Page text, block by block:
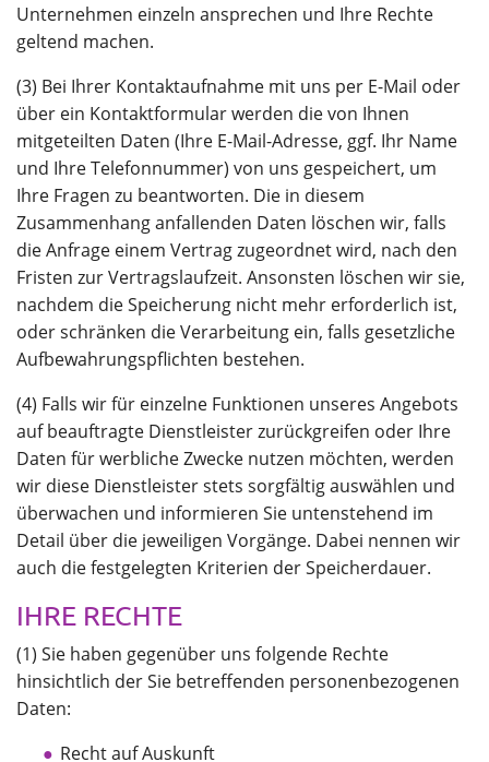
Unternehmen einzeln ansprechen und Ihre Rechte
geltend machen.
(3) Bei Ihrer Kontaktaufnahme mit uns per E-Mail oder
über ein Kontaktformular werden die von Ihnen
mitgeteilten Daten (Ihre E-Mail-Adresse, ggf. Ihr Name
und Ihre Telefonnummer) von uns gespeichert, um
Ihre Fragen zu beantworten. Die in diesem
Zusammenhang anfallenden Daten löschen wir, falls
die Anfrage einem Vertrag zugeordnet wird, nach den
Fristen zur Vertragslaufzeit. Ansonsten löschen wir sie,
nachdem die Speicherung nicht mehr erforderlich ist,
oder schränken die Verarbeitung ein, falls gesetzliche
Aufbewahrungspflichten bestehen.
(4) Falls wir für einzelne Funktionen unseres Angebots
auf beauftragte Dienstleister zurückgreifen oder Ihre
Daten für werbliche Zwecke nutzen möchten, werden
wir diese Dienstleister stets sorgfältig auswählen und
überwachen und informieren Sie untenstehend im
Detail über die jeweiligen Vorgänge. Dabei nennen wir
auch die festgelegten Kriterien der Speicherdauer.
IHRE RECHTE
(1) Sie haben gegenüber uns folgende Rechte
hinsichtlich der Sie betreffenden personenbezogenen
Daten:
Recht auf Auskunft